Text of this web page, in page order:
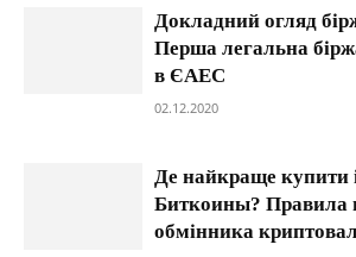
Докладний огляд
Перша легальна
в ЄАЕС
02.12.2020
Де найкраще купити
Биткоины? Правила
обмінника